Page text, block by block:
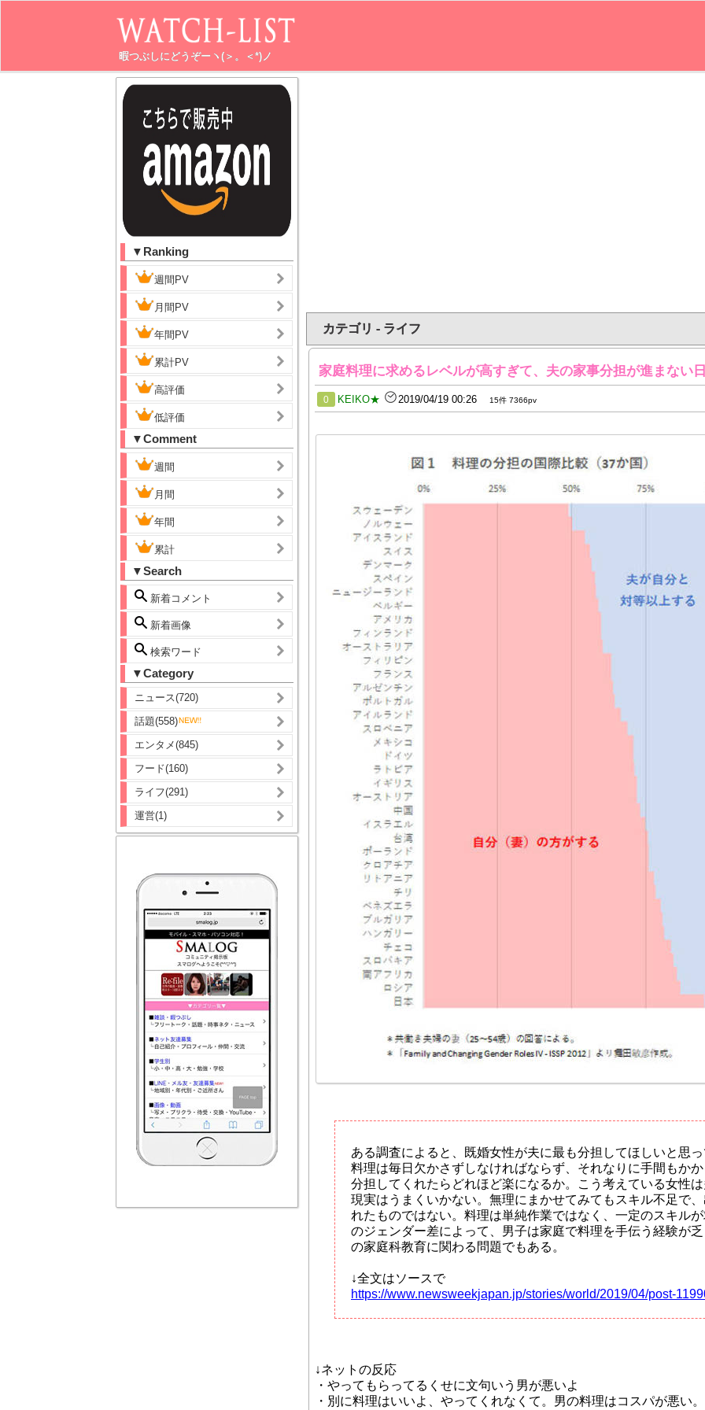
暇つぶしにどうぞーヽ(＞。＜*)ノ
▼Ranking
週間PV
月間PV
年間PV
累計PV
高評価
低評価
▼Comment
週間
月間
年間
累計
▼Search
新着コメント
新着画像
検索ワード
▼Category
ニュース(720)
話題(558)
エンタメ(845)
フード(160)
ライフ(291)
運営(1)
カテゴリ - ライフ
家庭料理に求めるレベルが高すぎて、夫の家事分担が進まない
0 KEIKO★ 2019/04/19 00:26 15件 7366pv
ある調査によると、既婚女性が夫に最も分担してほしいと思
料理は毎日欠かさずしなければならず、それなりに手間もか
分担してくれたらどれほど楽になるか。こう考えている女性
現実はうまくいかない。無理にまかせてみてもスキル不足で
れたものではない。料理は単純作業ではなく、一定のスキル
のジェンダー差によって、男子は家庭で料理を手伝う経験が
の家庭科教育に関わる問題でもある。
↓全文はソースで
https://www.newsweekjapan.jp/stories/world/2019/04/post-
↓ネットの反応
・やってもらってるくせに文句いう男が悪いよ
・別に料理はいいよ、やってくれなくて。男の料理はコスパが悪い